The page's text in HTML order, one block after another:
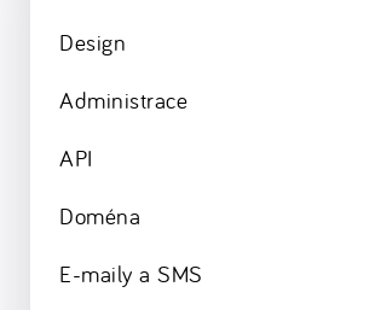
Design
Administrace
API
Doména
E-maily a SMS